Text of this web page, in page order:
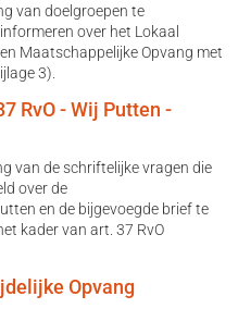
van doelgroepen te
over het Lokaal
Maatschappelijke Opvang met
3).
RvO - Wij Putten -
van de schriftelijke vragen die
over de
en de bijgevoegde brief te
kader van art. 37 RvO
Opvang